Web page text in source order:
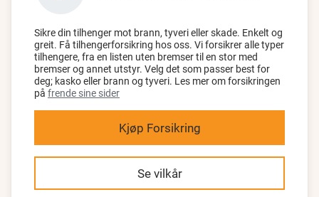
Sikre din tilhenger mot brann, tyveri eller skade. Enkelt og
greit. Få tilhengerforsikring hos oss. Vi forsikrer alle typer
tilhengere, fra en listen uten bremser til en stor med
bremser og annet utstyr. Velg det som passer best for
deg; kasko eller brann og tyveri. Les mer om forsikringen
på frende sine sider
Kjøp Forsikring
Se vilkår